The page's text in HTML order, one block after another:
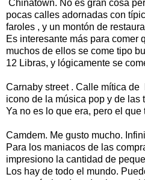
Chinatown. No es gran cosa
pocas calles adornadas con
faroles , y un montón de
Es interesante más para comer
muchos de ellos se come tipo
12 Libras, y lógicamente se
Carnaby street . Calle mítica de
icono de la música pop y de las
Ya no es lo que era, pero el que
Camdem. Me gusto mucho.
Para los maniacos de las
impresiono la cantidad de
Los hay de todo el mundo.